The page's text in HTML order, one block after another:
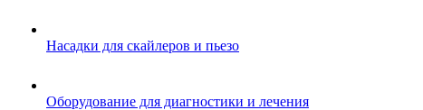
Насадки для скайлеров и пьезо
Оборудование для диагностики и лечения